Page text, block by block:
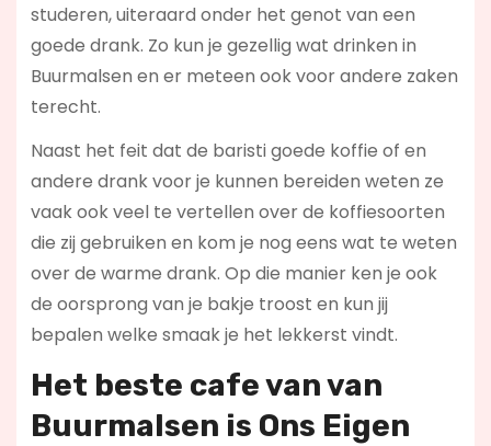
studeren, uiteraard onder het genot van een
goede drank. Zo kun je gezellig wat drinken in
Buurmalsen en er meteen ook voor andere zaken
terecht.
Naast het feit dat de baristi goede koffie of en
andere drank voor je kunnen bereiden weten ze
vaak ook veel te vertellen over de koffiesoorten
die zij gebruiken en kom je nog eens wat te weten
over de warme drank. Op die manier ken je ook
de oorsprong van je bakje troost en kun jij
bepalen welke smaak je het lekkerst vindt.
Het beste cafe van van
Buurmalsen is Ons Eigen